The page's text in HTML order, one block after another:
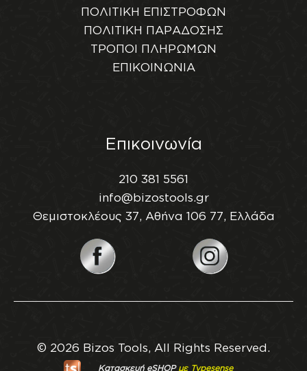
ΠΟΛΙΤΙΚΗ ΕΠΙΣΤΡΟΦΩΝ
ΠΟΛΙΤΙΚΗ ΠΑΡΑΔΟΣΗΣ
ΤΡΟΠΟΙ ΠΛΗΡΩΜΩΝ
ΕΠΙΚΟΙΝΩΝΙΑ
Επικοινωνία
210 381 5561
info@bizostools.gr
Θεμιστοκλέους 37, Αθήνα 106 77, Ελλάδα
© 2026 Bizos Tools, All Rights Reserved.
Κατασκευή eSHOPμε Typesense